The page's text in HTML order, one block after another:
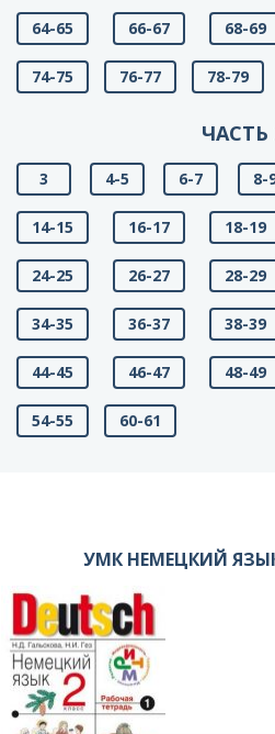
64-65 66-67 68-69
74-75 76-77 78-79
ЧАСТЬ
3 4-5 6-7 8-
14-15 16-17 18-19
24-25 26-27 28-29
34-35 36-37 38-39
44-45 46-47 48-49
54-55 60-61
УМК НЕМЕЦКИЙ